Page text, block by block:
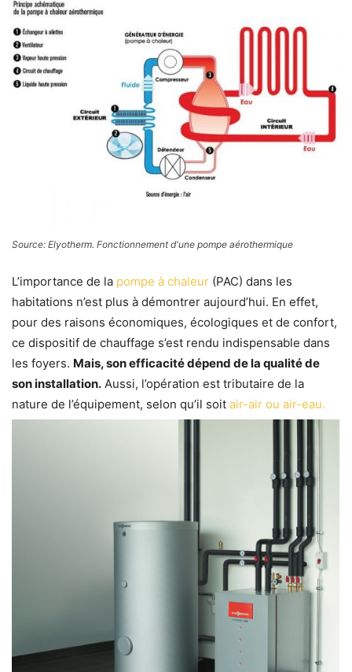
Source: Elyotherm. Fonctionnement d'une pompe aérothermique
L’importance de la pompe à chaleur (PAC) dans les
habitations n’est plus à démontrer aujourd’hui. En effet,
pour des raisons économiques, écologiques et de confort,
ce dispositif de chauffage s’est rendu indispensable dans
les foyers. Mais, son efficacité dépend de la qualité de
son installation. Aussi, l’opération est tributaire de la
nature de l’équipement, selon qu’il soit air-air ou air-eau.